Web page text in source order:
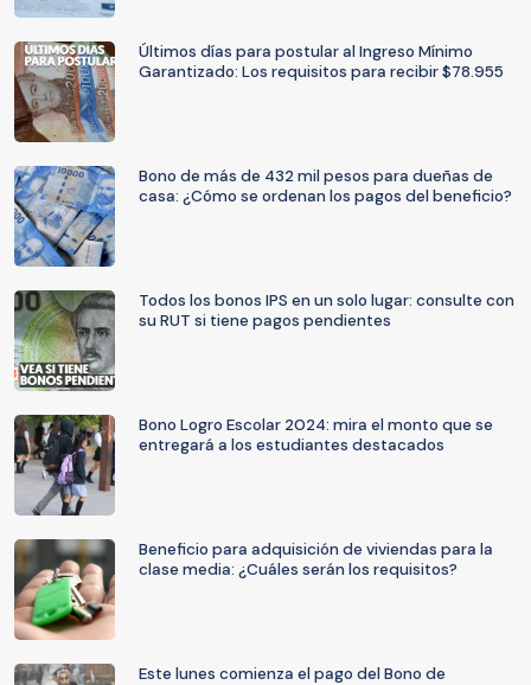
Últimos días para postular al Ingreso Mínimo
Garantizado: Los requisitos para recibir $78.955
Bono de más de 432 mil pesos para dueñas de
casa: ¿Cómo se ordenan los pagos del beneficio?
Todos los bonos IPS en un solo lugar: consulte con
su RUT si tiene pagos pendientes
Bono Logro Escolar 2024: mira el monto que se
entregará a los estudiantes destacados
Beneficio para adquisición de viviendas para la
clase media: ¿Cuáles serán los requisitos?
Este lunes comienza el pago del Bono de